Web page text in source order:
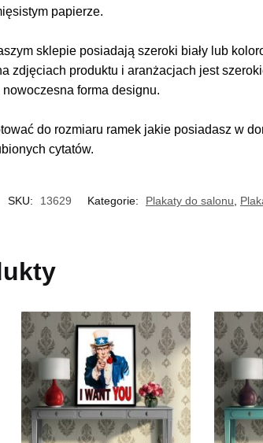
papierze.
sklepie posiadają szeroki biały lub
zdjęciach produktu i aranżacjach jest
forma designu.
do rozmiaru ramek jakie posiadasz w
cytatów.
SKU: 13629 Kategorie: Plakaty do salonu